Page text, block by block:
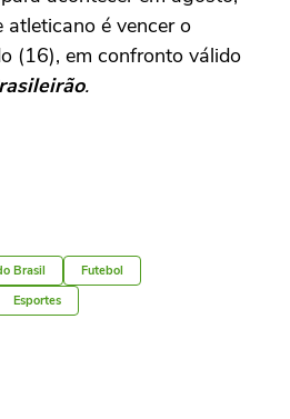
é vencer o
(16), em confronto válido
.
Brasil
Futebol
Esportes